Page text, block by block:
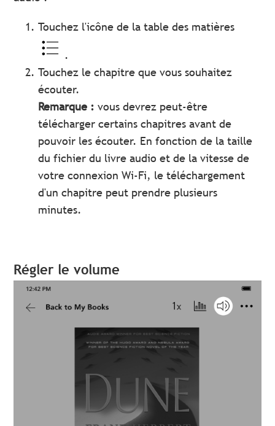
Touchez l'icône de la table des matières
.
Touchez le chapitre que vous souhaitez
écouter.
Remarque :vous devrez peut-être
télécharger certains chapitres avant de
pouvoir les écouter. En fonction de la taille
du fichier du livre audio et de la vitesse de
votre connexion Wi-Fi, le téléchargement
d'un chapitre peut prendre plusieurs
minutes.
Régler le volume